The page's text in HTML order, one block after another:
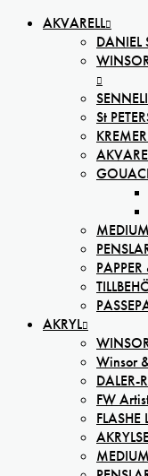
AKVARELL
DANIEL
St
AKRYL
Winsor
DALER-
FW